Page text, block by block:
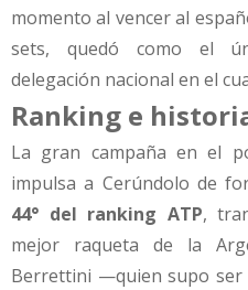
momento al vencer al
sets, quedó como el
delegación nacional en el
Ranking e
La gran campaña en el
impulsa a Cerúndolo de
44° del ranking ATP,
mejor raqueta de la
Berrettini —quien supo ser